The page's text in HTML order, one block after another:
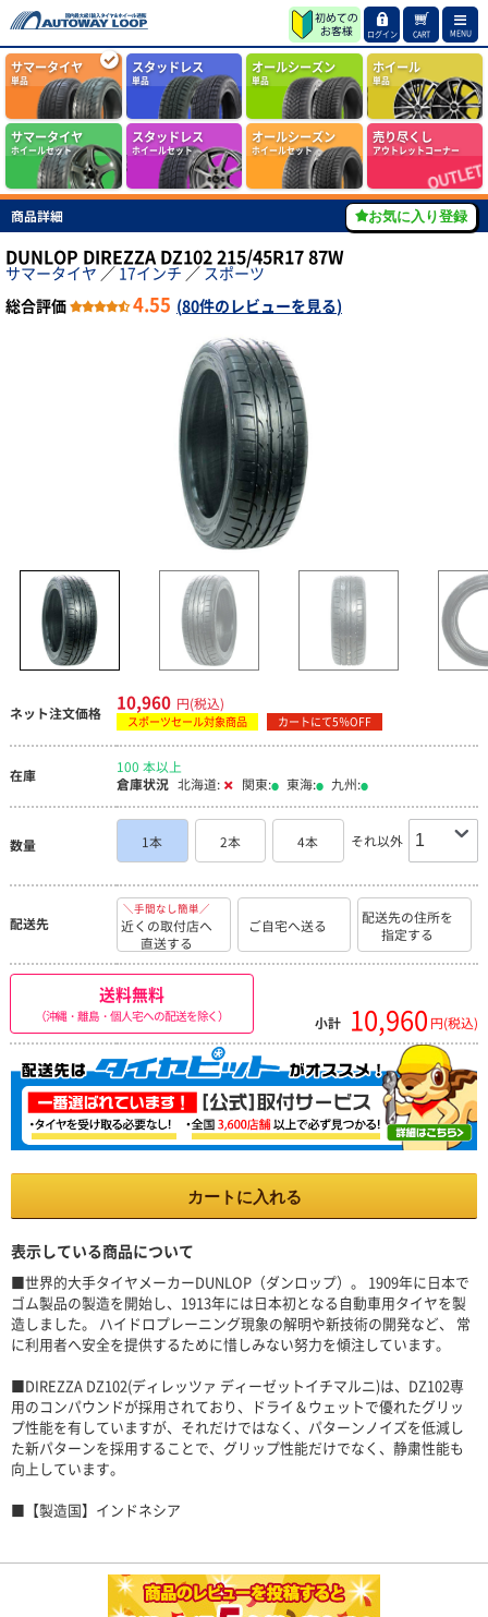
ログイン CART MENU
サマータイヤ
単品
スタッドレス
単品
オールシーズン
単品
ホイール
単品
サマータイヤ
ホイールセット
スタッドレス
ホイールセット
オールシーズン
ホイールセット
売り尽くし
アウトレットコーナー
商品詳細 お気に入り登録
DUNLOP DIREZZA DZ102 215/45R17 87W
サマータイヤ ／ 17インチ ／ スポーツ
総合評価
4.55 (80件のレビューを見る)
ネット注文価格 10,960 円(税込)
スポーツセール対象商品 カートにて5％OFF
在庫
100 本以上
倉庫状況 北海道: 関東: 東海: 九州:
数量 1本 2本 4本 それ以外
配送先
＼手間なし簡単／
近くの取付店へ
直送する
ご自宅へ送る
配送先の住所を
指定する
送料無料
（沖縄・離島・個人宅への配送を除く） 小計 10,960 円(税込)
カートに入れる
表示している商品について
■世界的大手タイヤメーカーDUNLOP（ダンロップ）。 1909年に日本で
ゴム製品の製造を開始し、1913年には日本初となる自動車用タイヤを製
造しました。 ハイドロプレーニング現象の解明や新技術の開発など、 常
に利用者へ安全を提供するために惜しみない努力を傾注しています。
■DIREZZA DZ102(ディレッツァ ディーゼットイチマルニ)は、DZ102専
用のコンパウンドが採用されており、ドライ＆ウェットで優れたグリッ
プ性能を有していますが、それだけではなく、パターンノイズを低減し
た新パターンを採用することで、グリップ性能だけでなく、静粛性能も
向上しています。
■【製造国】インドネシア